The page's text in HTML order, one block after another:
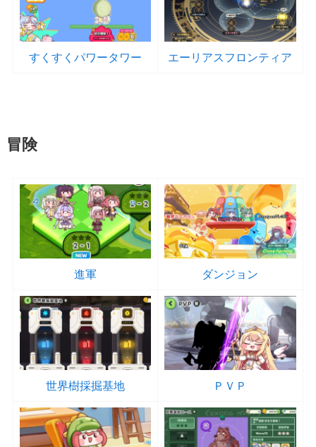
すくすくパワータワー エーリアスフロンティア
冒険
進軍 ダンジョン
世界樹採掘基地 ＰＶＰ